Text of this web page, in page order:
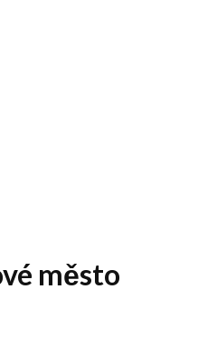
město